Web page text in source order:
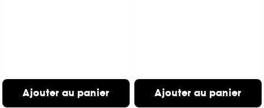
Ajouter au panier Ajouter au panier